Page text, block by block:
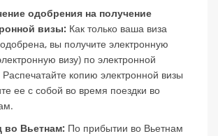
одобрения на получение
визы: Как только ваша виза
вы получите электронную
визу) по электронной
Распечатайте копию электронной визы
ее с собой во время поездки во
во Вьетнам: По прибытии во Вьетнам